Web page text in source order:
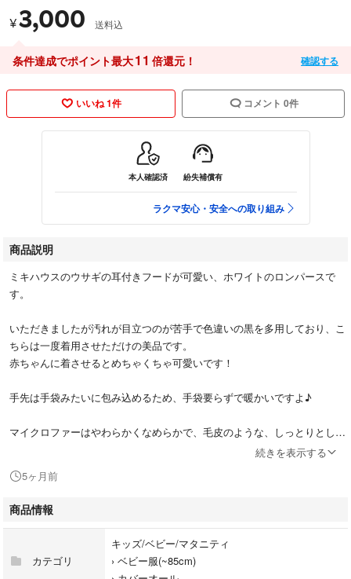
¥3,000 送料込
条件達成でポイント最大11 倍還元！ 確認する
いいね 1件 コメント 0件
本人確認済 紛失補償有
ラクマ安心・安全への取り組み
商品説明
ミキハウスのウサギの耳付きフードが可愛い、ホワイトのロンパースで
す。
いただきましたが汚れが目立つのが苦手で色違いの黒を多用しており、こ
ちらは一度着用させただけの美品です。
赤ちゃんに着させるとめちゃくちゃ可愛いです！
手先は手袋みたいに包み込めるため、手袋要らずで暖かいですよ♪
マイクロファーはやわらかくなめらかで、毛皮のような、しっとりとした
手先と足先を覆える仕様で、防寒対策にも活用できます。
定価¥24,200
- 色: ホワイト
続きを表示する
5ヶ月前
商品情報
カテゴリ
キッズ/ベビー/マタニティ
› ベビー服(~85cm)